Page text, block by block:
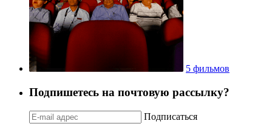
5 фильмов
Подпишетесь на почтовую рассылку?
Подписаться